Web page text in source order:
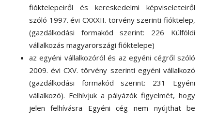
fióktelepeiről és kereskedelmi képviseleteiről
szóló 1997. évi CXXXII. törvény szerinti fióktelep,
(gazdálkodási formakód szerint: 226 Külföldi
vállalkozás magyarországi fióktelepe)
az egyéni vállalkozóról és az egyéni cégről szóló
2009. évi CXV. törvény szerinti egyéni vállalkozó
(gazdálkodási formakód szerint: 231 Egyéni
vállalkozó). Felhívjuk a pályázók figyelmét, hogy
jelen felhívásra Egyéni cég nem nyújthat be